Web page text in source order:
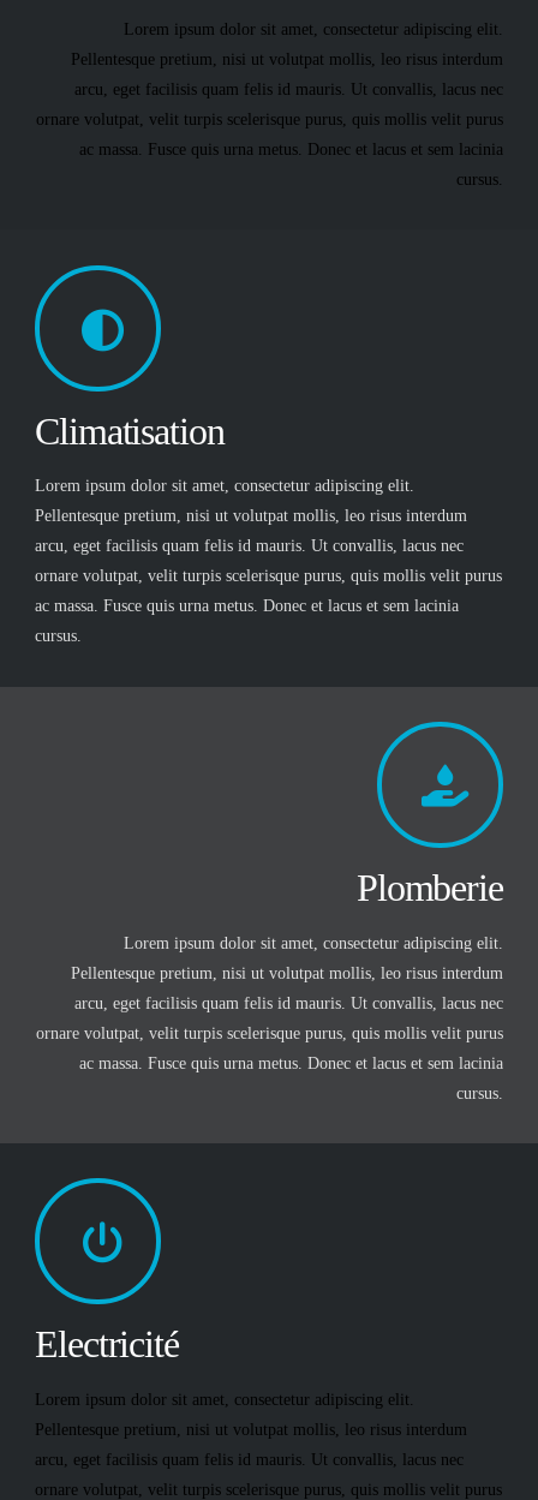
Lorem ipsum dolor sit amet, consectetur adipiscing elit.
Pellentesque pretium, nisi ut volutpat mollis, leo risus interdum
arcu, eget facilisis quam felis id mauris. Ut convallis, lacus nec
ornare volutpat, velit turpis scelerisque purus, quis mollis velit purus
ac massa. Fusce quis urna metus. Donec et lacus et sem lacinia
cursus.
Climatisation
Lorem ipsum dolor sit amet, consectetur adipiscing elit.
Pellentesque pretium, nisi ut volutpat mollis, leo risus interdum
arcu, eget facilisis quam felis id mauris. Ut convallis, lacus nec
ornare volutpat, velit turpis scelerisque purus, quis mollis velit purus
ac massa. Fusce quis urna metus. Donec et lacus et sem lacinia
cursus.
Plomberie
Lorem ipsum dolor sit amet, consectetur adipiscing elit.
Pellentesque pretium, nisi ut volutpat mollis, leo risus interdum
arcu, eget facilisis quam felis id mauris. Ut convallis, lacus nec
ornare volutpat, velit turpis scelerisque purus, quis mollis velit purus
ac massa. Fusce quis urna metus. Donec et lacus et sem lacinia
cursus.
Electricité
Lorem ipsum dolor sit amet, consectetur adipiscing elit.
Pellentesque pretium, nisi ut volutpat mollis, leo risus interdum
arcu, eget facilisis quam felis id mauris. Ut convallis, lacus nec
ornare volutpat, velit turpis scelerisque purus, quis mollis velit purus